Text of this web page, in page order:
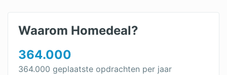
Waarom Homedeal?
364.000
364.000 geplaatste opdrachten per jaar